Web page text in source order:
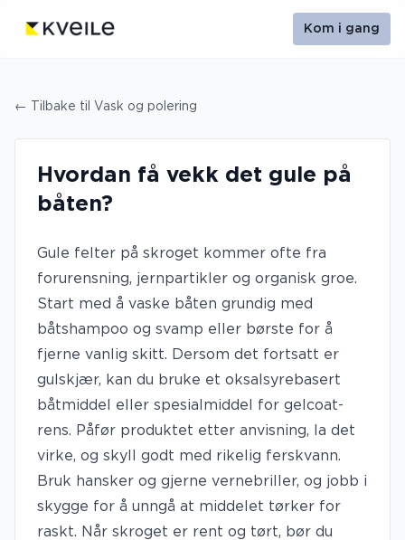
Kom i gang
← Tilbake til Vask og polering
Hvordan få vekk det gule på
båten?
Gule felter på skroget kommer ofte fra
forurensning, jernpartikler og organisk groe.
Start med å vaske båten grundig med
båtshampoo og svamp eller børste for å
fjerne vanlig skitt. Dersom det fortsatt er
gulskjær, kan du bruke et oksalsyrebasert
båtmiddel eller spesialmiddel for gelcoat-
rens. Påfør produktet etter anvisning, la det
virke, og skyll godt med rikelig ferskvann.
Bruk hansker og gjerne vernebriller, og jobb i
skygge for å unngå at middelet tørker for
raskt. Når skroget er rent og tørt, bør du